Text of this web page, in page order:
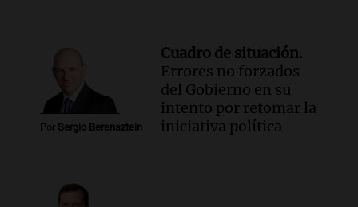
Por Sergio Berensztein
Cuadro de situación.
Errores no forzados
del Gobierno en su
intento por retomar la
iniciativa política